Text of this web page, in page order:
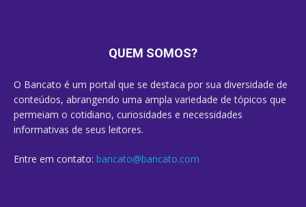
QUEM SOMOS?
O Bancato é um portal que se destaca por sua diversidade de
conteúdos, abrangendo uma ampla variedade de tópicos que
permeiam o cotidiano, curiosidades e necessidades
informativas de seus leitores.
Entre em contato: bancato@bancato.com